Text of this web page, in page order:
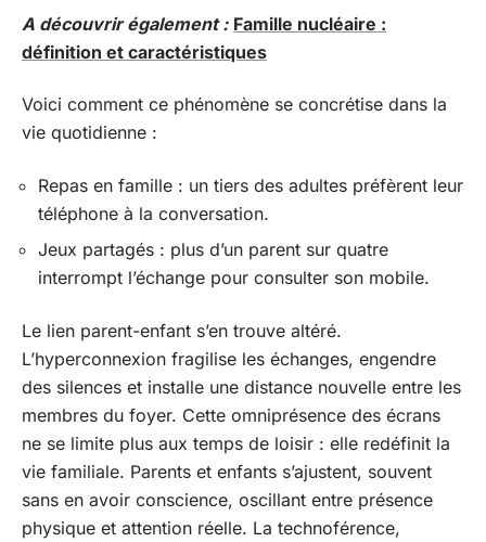
A découvrir également : Famille nucléaire :
définition et caractéristiques
Voici comment ce phénomène se concrétise dans la
vie quotidienne :
Repas en famille : un tiers des adultes préfèrent leur
téléphone à la conversation.
Jeux partagés : plus d’un parent sur quatre
interrompt l’échange pour consulter son mobile.
Le lien parent-enfant s’en trouve altéré.
L’hyperconnexion fragilise les échanges, engendre
des silences et installe une distance nouvelle entre les
membres du foyer. Cette omniprésence des écrans
ne se limite plus aux temps de loisir : elle redéfinit la
vie familiale. Parents et enfants s’ajustent, souvent
sans en avoir conscience, oscillant entre présence
physique et attention réelle. La technoférence,